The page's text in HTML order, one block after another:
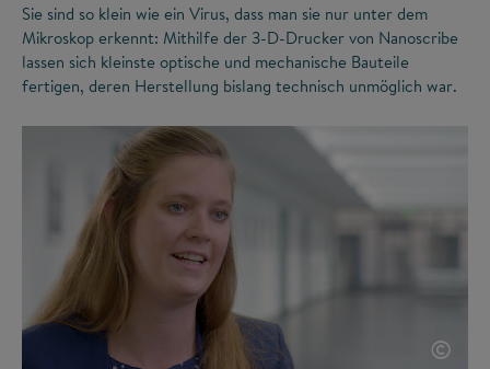
Sie sind so klein wie ein Virus, dass man sie nur unter dem
Mikroskop erkennt: Mithilfe der 3-D-Drucker von Nanoscribe
lassen sich kleinste optische und mechanische Bauteile
fertigen, deren Herstellung bislang technisch unmöglich war.
©